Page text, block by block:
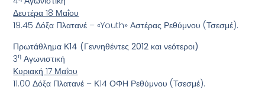
Δευτέρα 18 Μαΐου
19.45 Δόξα Πλατανέ – «Youth» Αστέρας Ρεθύμνου (Τσεσμέ).
Πρωτάθλημα Κ14 (Γεννηθέντες 2012 και νεότεροι)
3η Αγωνιστική
Κυριακή 17 Μαΐου
11.00 Δόξα Πλατανέ – Κ14 ΟΦΗ Ρεθύμνου (Τσεσμέ).